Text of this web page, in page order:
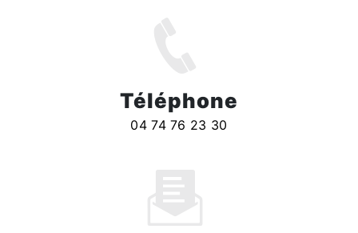
Téléphone
04 74 76 23 30